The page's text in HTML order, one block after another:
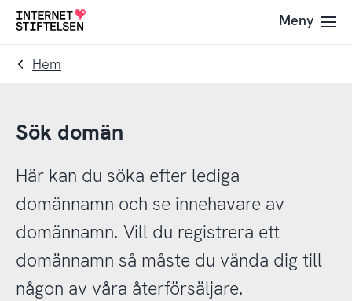
Till
navigering
Till
innehåll
Till
Meny
Hem
Sök domän
Här kan du söka efter lediga
domännamn och se innehavare av
domännamn. Vill du registrera ett
domännamn så måste du vända dig till
någon av våra återförsäljare.